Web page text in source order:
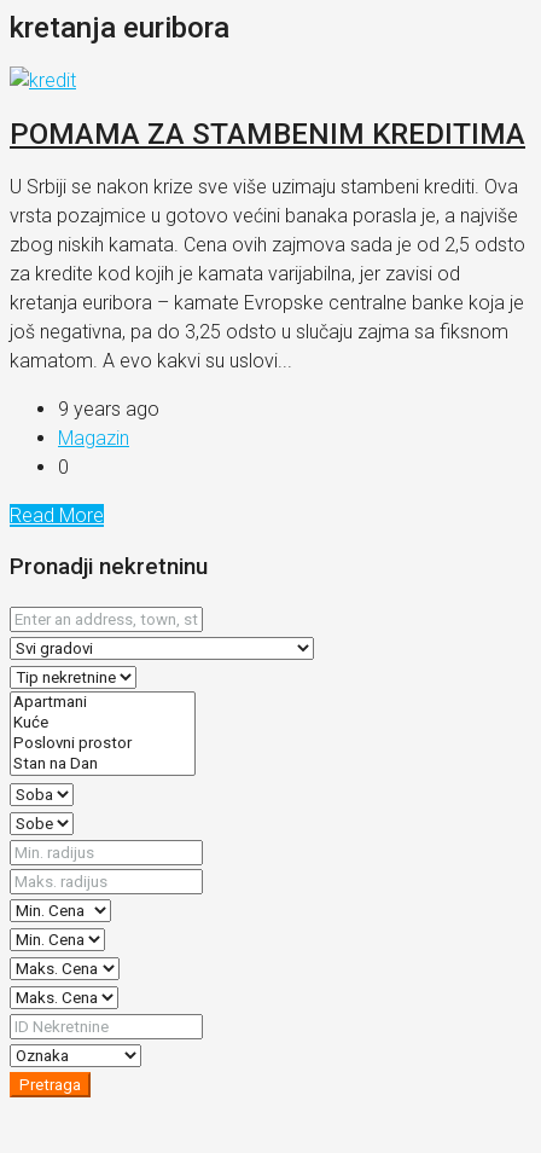
kretanja euribora
POMAMA ZA STAMBENIM KREDITIMA
U Srbiji se nakon krize sve više uzimaju stambeni krediti. Ova
vrsta pozajmice u gotovo većini banaka porasla je, a najviše
zbog niskih kamata. Cena ovih zajmova sada je od 2,5 odsto
za kredite kod kojih je kamata varijabilna, jer zavisi od
kretanja euribora – kamate Evropske centralne banke koja je
još negativna, pa do 3,25 odsto u slučaju zajma sa fiksnom
kamatom. A evo kakvi su uslovi...
9 years ago
Magazin
0
Read More
Pronadji nekretninu
Pretraga